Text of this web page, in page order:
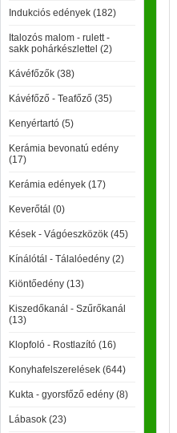
Indukciós edények (182)
Italozós malom - rulett -
sakk pohárkészlettel (2)
Kávéfőzők (38)
Kávéfőző - Teafőző (35)
Kenyértartó (5)
Kerámia bevonatú edény
(17)
Kerámia edények (17)
Keverőtál (0)
Kések - Vágóeszközök (45)
Kínálótál - Tálalóedény (2)
Kiöntőedény (13)
Kiszedőkanál - Szűrőkanál
(13)
Klopfoló - Rostlazító (16)
Konyhafelszerelések (644)
Kukta - gyorsfőző edény (8)
Lábasok (23)